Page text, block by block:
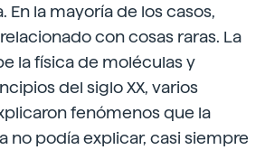
En la mayoría de los casos,
con cosas raras. La
la física de moléculas y
del siglo XX, varios
fenómenos que la
no podía explicar, casi siempre